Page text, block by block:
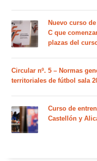
Nuevo curso
C que
plazas del
Circular nº. 5 – Normas
territoriales de fútbol sala
Curso de
Castellón y